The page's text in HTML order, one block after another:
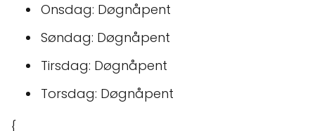
Onsdag: Døgnåpent
Søndag: Døgnåpent
Tirsdag: Døgnåpent
Torsdag: Døgnåpent
{